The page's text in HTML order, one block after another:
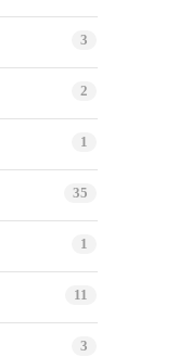
3
2
1
35
1
11
3